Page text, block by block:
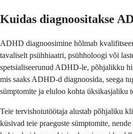
Kuidas diagnoositakse
ADHD diagnoosimine hõlmab
tavaliselt psühhiaatri, psühholoogi või
spetsialiseerunud ADHD-le, põhjalikku
mis saaks ADHD-d diagnoosida, seega
sümptomite ja eluloo kohta üksikasjaliku
Teie tervishoiutöötaja alustab põhjaliku
küsivad teie praeguste sümptomite,